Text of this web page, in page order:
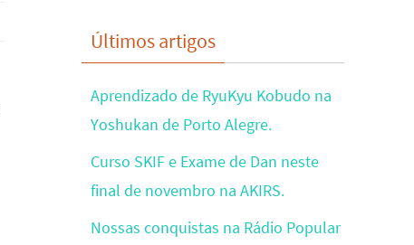
Últimos artigos
Aprendizado de RyuKyu Kobudo na
Yoshukan de Porto Alegre.
Curso SKIF e Exame de Dan neste
final de novembro na AKIRS.
Nossas conquistas na Rádio Popular